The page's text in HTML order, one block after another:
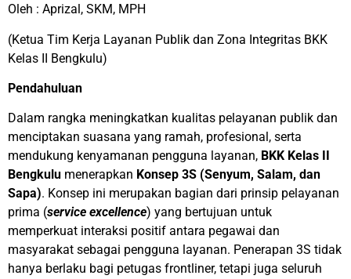
Oleh : Aprizal, SKM, MPH
(Ketua Tim Kerja Layanan Publik dan Zona Integritas BKK
Kelas II Bengkulu)
Pendahuluan
Dalam rangka meningkatkan kualitas pelayanan publik dan
menciptakan suasana yang ramah, profesional, serta
mendukung kenyamanan pengguna layanan, BKK Kelas II
Bengkulu menerapkan Konsep 3S (Senyum, Salam, dan
Sapa). Konsep ini merupakan bagian dari prinsip pelayanan
prima (service excellence) yang bertujuan untuk
memperkuat interaksi positif antara pegawai dan
masyarakat sebagai pengguna layanan. Penerapan 3S tidak
hanya berlaku bagi petugas frontliner, tetapi juga seluruh